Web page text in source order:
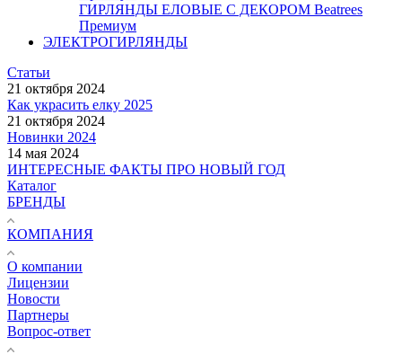
ГИРЛЯНДЫ ЕЛОВЫЕ С ДЕКОРОМ Beatrees
Премиум
ЭЛЕКТРОГИРЛЯНДЫ
Статьи
21 октября 2024
Как украсить елку 2025
21 октября 2024
Новинки 2024
14 мая 2024
ИНТЕРЕСНЫЕ ФАКТЫ ПРО НОВЫЙ ГОД
Каталог
БРЕНДЫ
КОМПАНИЯ
О компании
Лицензии
Новости
Партнеры
Вопрос-ответ